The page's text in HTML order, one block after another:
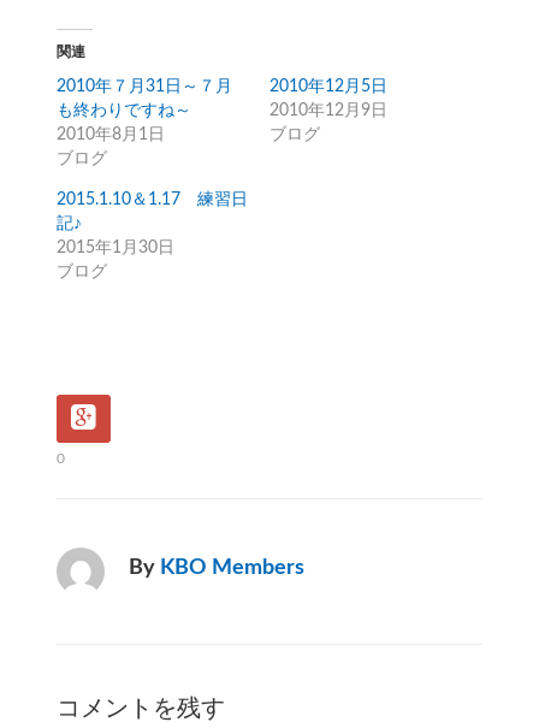
関連
2010年７月31日～７月
も終わりですね～
2010年8月1日
ブログ
2010年12月5日
2010年12月9日
ブログ
2015.1.10＆1.17 練習日
記♪
2015年1月30日
ブログ
0
By KBO Members
コメントを残す